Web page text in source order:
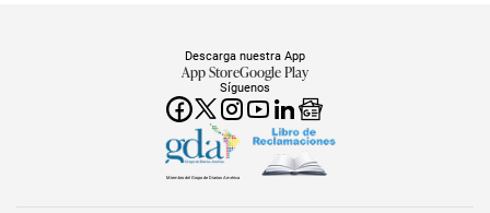
Síguenos
Descarga nuestra App
App StoreGoogle Play
Miembro del Grupo de Diarios América